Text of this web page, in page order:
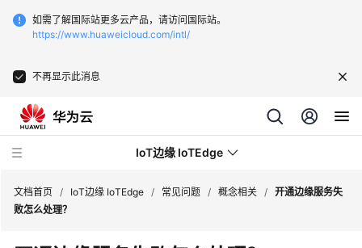
如需了解国际站更多云产品，请访问国际站。
https://www.huaweicloud.com/intl/
不再显示此消息
IoT边缘 IoTEdge
最
文档首页 / IoT边缘 IoTEdge / 常见问题 / 概念相关 / 开通边缘服务失
败怎么处理？